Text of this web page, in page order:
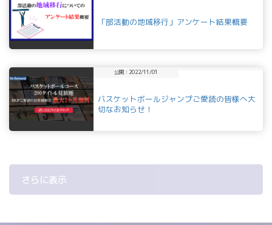
「部活動の地域移行」アンケート結果概要
公開：2022/11/01
バスケットボールジャンプご愛読の皆様へ大
切なお知らせ！
さらに表示